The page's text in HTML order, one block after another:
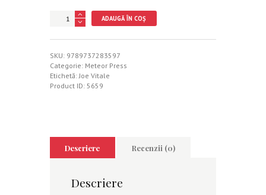
Cantitate
ADAUGĂ ÎN COȘ
SKU: 9789737283597
Categorie: Meteor Press
Etichetă:Joe Vitale
Product ID: 5659
Descriere Recenzii (0)
Descriere